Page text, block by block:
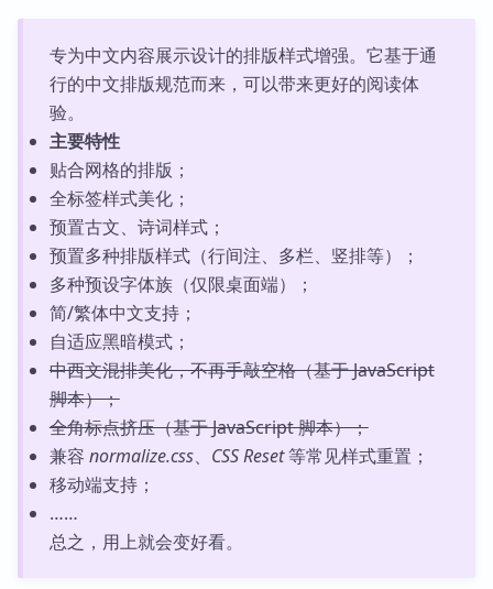
专为中文内容展示设计的排版样式增强。它基于通
行的中文排版规范而来，可以带来更好的阅读体
验。
主要特性
贴合网格的排版；
全标签样式美化；
预置古文、诗词样式；
预置多种排版样式（行间注、多栏、竖排等）；
多种预设字体族（仅限桌面端）；
简/繁体中文支持；
自适应黑暗模式；
中西文混排美化，不再手敲空格（基于 JavaScript
脚本）；
全角标点挤压（基于 JavaScript 脚本）；
兼容 normalize.css、 CSS Reset等常见样式重置；
移动端支持；
……
总之，用上就会变好看。